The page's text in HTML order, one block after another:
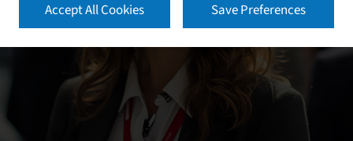
Accept All Cookies Save Preferences